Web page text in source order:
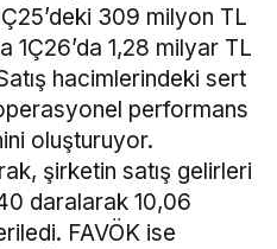
309 milyon TL
1Ç26’da 1,28 milyar TL
hacimlerindeki sert
performans
oluşturuyor.
şirketin satış gelirleri
daralarak 10,06
FAVÖK ise